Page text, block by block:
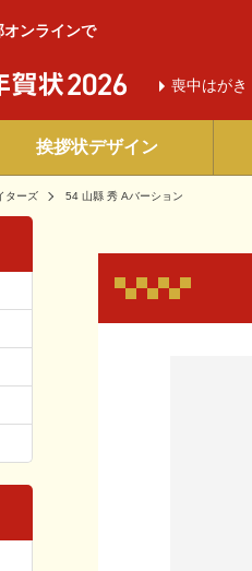
ンラインで
喪中はがき
挨拶状デザイン
ターズ 54 山縣 秀 Aバーション